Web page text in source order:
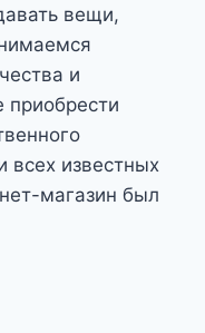
вещи,
и
всех известных
магазин был